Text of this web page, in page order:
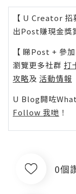
【 U Creator 招
出Post賺現金獎
【 睇Post + 參
瀏覽更多社群 打
攻略及 活動情報
U Blog開咗
Follow 我哋 ！
0個